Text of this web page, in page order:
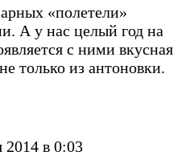
«полетели»
А у нас целый год на
с ними вкусная
только из антоновки.
2014 в 0:03